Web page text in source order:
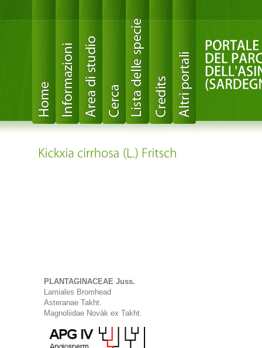
PLANTAGINACEAE Juss.
Lamiales Bromhead
Asteranae Takht.
Magnoliidae Novák ex Takht.